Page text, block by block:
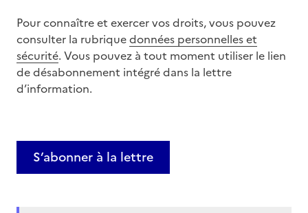
Pour connaître et exercer vos droits, vous pouvez
consulter la rubriquedonnées personnelles et
sécurité. Vous pouvez à tout moment utiliser le lien
de désabonnement intégré dans la lettre
d’information.
S’abonner à la lettre